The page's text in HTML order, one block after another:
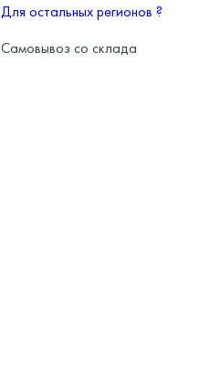
Для остальных регионов?
Самовывоз со склада